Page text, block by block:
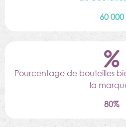
60 000
Pourcentage de bouteilles
la
80%